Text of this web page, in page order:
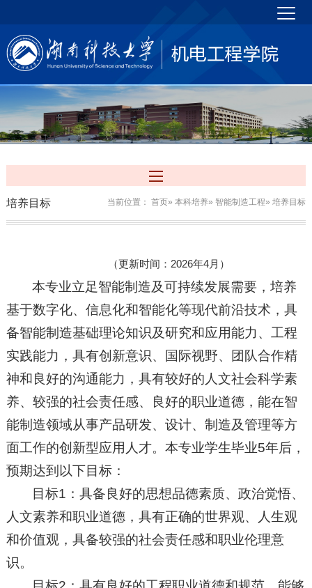
当前位置：首页»本科培养» 智能制造工程» 培养目标
培养目标
（更新时间：2026年4月）
本专业立足智能制造及可持续发展需要，培养
基于数字化、信息化和智能化等现代前沿技术，具
备智能制造基础理论知识及研究和应用能力、工程
实践能力，具有创新意识、国际视野、团队合作精
神和良好的沟通能力，具有较好的人文社会科学素
养、较强的社会责任感、良好的职业道德，能在智
能制造领域从事产品研发、设计、制造及管理等方
面工作的创新型应用人才。本专业学生毕业5年后，
预期达到以下目标：
目标1：具备良好的思想品德素质、政治觉悟、
人文素养和职业道德，具有正确的世界观、人生观
和价值观，具备较强的社会责任感和职业伦理意
识。